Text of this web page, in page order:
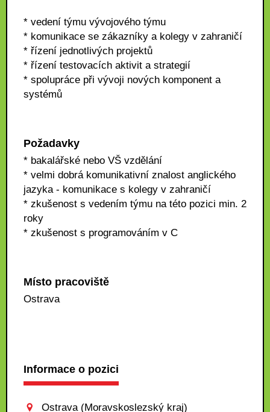
* vedení týmu vývojového týmu
* komunikace se zákazníky a kolegy v zahraničí
* řízení jednotlivých projektů
* řízení testovacích aktivit a strategií
* spolupráce při vývoji nových komponent a
systémů
Požadavky
* bakalářské nebo VŠ vzdělání
* velmi dobrá komunikativní znalost anglického
jazyka - komunikace s kolegy v zahraničí
* zkušenost s vedením týmu na této pozici min. 2
roky
* zkušenost s programováním v C
Místo pracoviště
Ostrava
Informace o pozici
Ostrava (Moravskoslezský kraj)